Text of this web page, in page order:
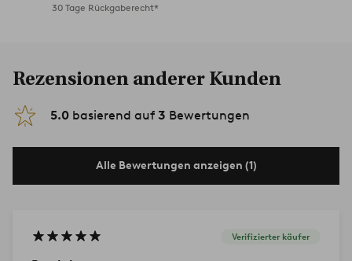
30 Tage Rückgaberecht*
Rezensionen anderer Kunden
5.0 basierend auf 3 Bewertungen
Alle Bewertungen anzeigen (1)
Verifizierter käufer